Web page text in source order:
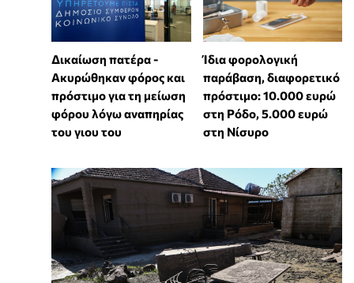
Δικαίωση πατέρα -
Ακυρώθηκαν φόρος και
πρόστιμο για τη μείωση
φόρου λόγω αναπηρίας
του γιου του
Ίδια φορολογική
παράβαση, διαφορετικό
πρόστιμο: 10.000 ευρώ
στη Ρόδο, 5.000 ευρώ
στη Νίσυρο